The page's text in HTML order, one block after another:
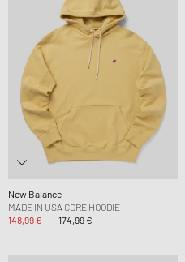
New Balance
MADE IN USA CORE HOODIE
148,99 €
174,99 €